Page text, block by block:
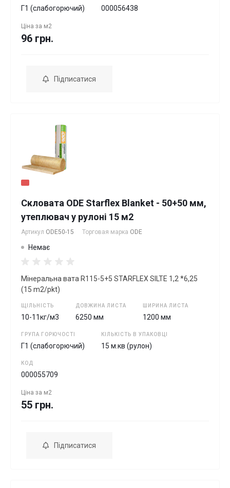
Г1 (слабогорючий) 000056438
Ціна за м2
96 грн.
Підписатися
Скловата ODE Starflex Blanket - 50+50 мм,
утеплювач у рулоні 15 м2
Артикул ODE50-15 Торговая марка ODE
Немає
Мінеральна вата R115-5+5 STARFLEX SILTE 1,2 *6,25
(15 m2/pkt)
ЩІЛЬНІСТЬ
10-11кг/м3
ДОВЖИНА ЛИСТА
6250 мм
ШИРИНА ЛИСТА
1200 мм
ГРУПА ГОРЮЧОСТІ
Г1 (слабогорючий)
КІЛЬКІСТЬ В УПАКОВЦІ
15 м.кв (рулон)
КОД
000055709
Ціна за м2
55 грн.
Підписатися